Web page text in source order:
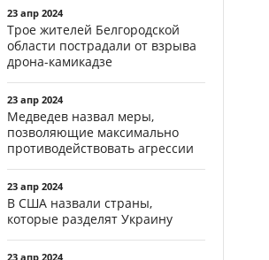
23 апр 2024
Трое жителей Белгородской
области пострадали от взрыва
дрона-камикадзе
23 апр 2024
Медведев назвал меры,
позволяющие максимально
противодействовать агрессии
23 апр 2024
В США назвали страны,
которые разделят Украину
23 апр 2024